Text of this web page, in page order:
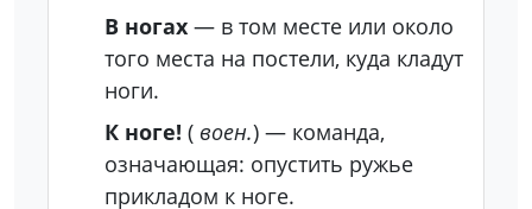
В ногах — в том месте или около
того места на постели, куда кладут
ноги.
К ноге! ( воен.) — команда,
означающая: опустить ружье
прикладом к ноге.